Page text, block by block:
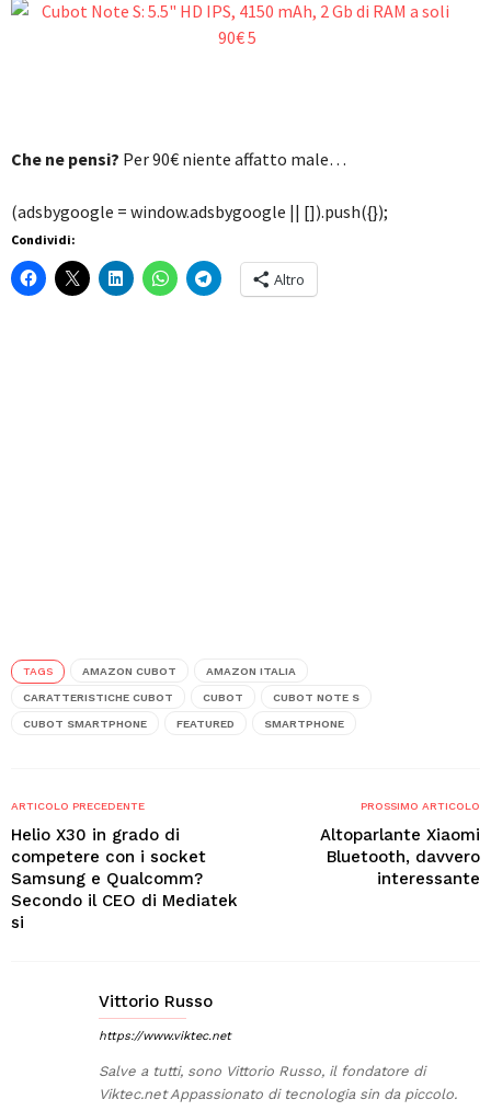
Che ne pensi? Per 90€ niente affatto male…
(adsbygoogle = window.adsbygoogle || []).push({});
Condividi:
Altro
TAGS AMAZON CUBOT AMAZON ITALIA
CARATTERISTICHE CUBOT CUBOT CUBOT NOTE S
CUBOT SMARTPHONE FEATURED SMARTPHONE
ARTICOLO PRECEDENTE
Helio X30 in grado di
competere con i socket
Samsung e Qualcomm?
Secondo il CEO di Mediatek
si
PROSSIMO ARTICOLO
Altoparlante Xiaomi
Bluetooth, davvero
interessante
Vittorio Russo
https://www.viktec.net
Salve a tutti, sono Vittorio Russo, il fondatore di
Viktec.net Appassionato di tecnologia sin da piccolo.